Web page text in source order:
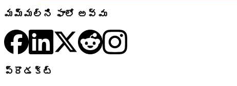
మమ్మల్ని ఫాలో అవ్వు
ప్రొడక్ట్